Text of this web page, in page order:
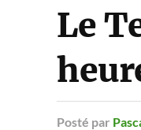
Le
Posté par